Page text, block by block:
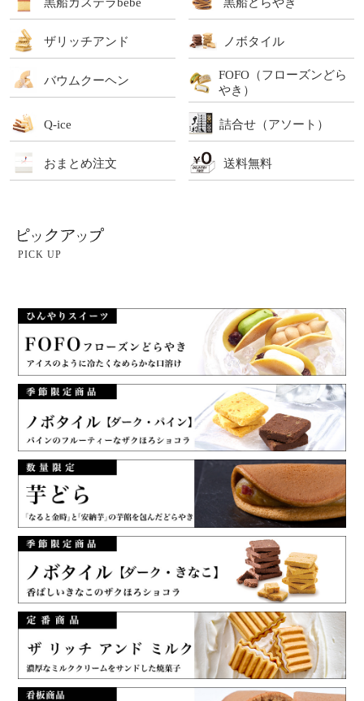
ザリッチアンド ノボタイル
バウムクーヘン
FOFO（フローズンどら
やき）
Q-ice 詰合せ（アソート）
おまとめ注文 送料無料
PICK UP